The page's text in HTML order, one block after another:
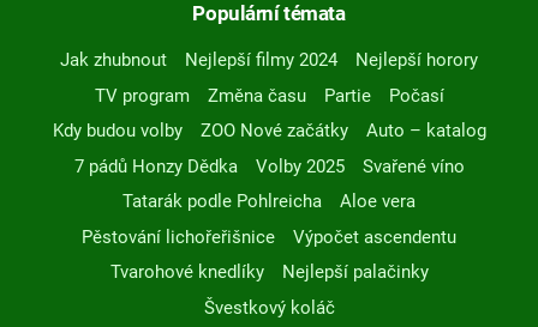
Populární témata
Jak zhubnout Nejlepší filmy 2024
Nejlepší horory
TV program
Změna času Partie
Počasí
Kdy budou volby
ZOO Nové začátky
Auto – katalog
7 pádů Honzy Dědka
Volby 2025
Svařené víno
Tatarák podle Pohlreicha
Aloe vera
Pěstování lichořeřišnice
Výpočet ascendentu
Tvarohové knedlíky
Nejlepší palačinky
Švestkový koláč